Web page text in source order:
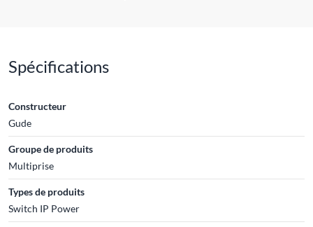
Spécifications
Constructeur
Gude
Groupe de produits
Multiprise
Types de produits
Switch IP Power